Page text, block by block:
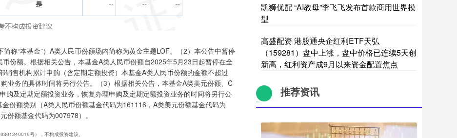
称“本基金”）A类人民币份额场内简称为黄金主题LOF。（2）本公告中暂停
份额。根据相关公告，本基金A类人民币份额自2025年5月23日起暂停在全
售机构累计申购（含定期定额投资）本基金A类人民币份额的金额不超过
业务的具体时间将另行公告。（3）根据相关公告，本基金A类美元份额、C
购及定期定额投资业务，恢复办理申购及定期定额投资业务的时间将另行公
份额类别（A类人民币份额基金代码为161116，A类美元份额基金代码为
份额基金代码为007978）。
号），不构成投资建议。
凯狮优配 “AI教母”李飞飞发布首款商用世界模
型
高盛配资 港股通央企红利ETF天弘
（159281）盘中上涨，盘中价格已连续5天创
新高，红利资产成9月以来资金配置焦点
推荐资讯